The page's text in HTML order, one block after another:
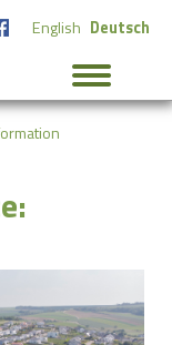
English Deutsch